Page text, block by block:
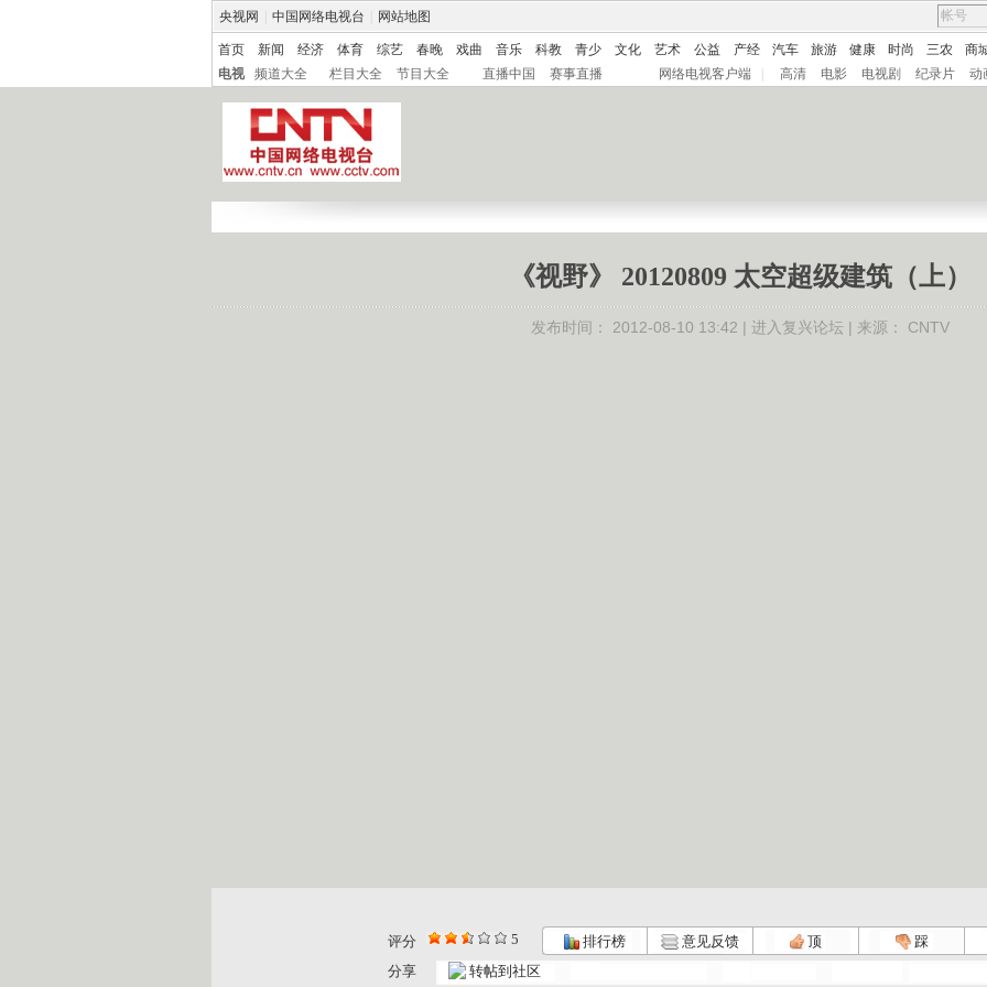
央视网 中国网络电视台 网站地图
首页 新闻 经济 体育 综艺 春晚 戏曲 音乐 科教 青少 文化 艺术 公益 产经 汽车 旅游 健康 时尚 三农
商
电视
频道大全 栏目大全 节目大全 直播中国 赛事直播 网络电视客户端 高清 电影 电视剧 纪录片 动
《视野》 20120809 太空超级建筑（上）
发布时间： 2012-08-10 13:42 | 进入复兴论坛 | 来源： CNTV
评分 5 排行榜 意见反馈 顶
踩
分享
转帖到社区